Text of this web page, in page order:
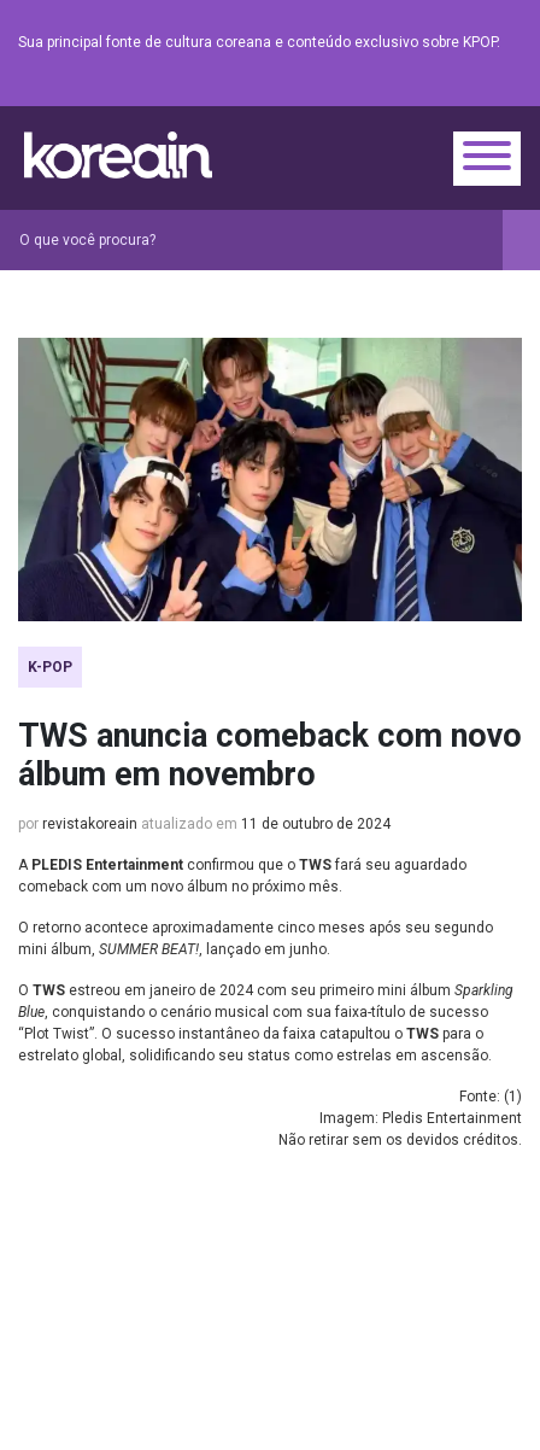
Sua principal fonte de cultura coreana e conteúdo exclusivo sobre KPOP.
K-POP
TWS anuncia comeback com novo
álbum em novembro
por revistakoreain atualizado em 11 de outubro de 2024
A PLEDIS Entertainment confirmou que o TWSfará seu aguardado
comeback com um novo álbum no próximo mês.
O retorno acontece aproximadamente cinco meses após seu segundo
mini álbum, SUMMER BEAT!, lançado em junho.
O TWS estreou em janeiro de 2024 com seu primeiro mini álbum Sparkling
Blue, conquistando o cenário musical com sua faixa-título de sucesso
“Plot Twist”. O sucesso instantâneo da faixa catapultou o TWS para o
estrelato global, solidificando seu status como estrelas em ascensão.
Fonte: (1 )
Imagem: Pledis Entertainment
Não retirar sem os devidos créditos.